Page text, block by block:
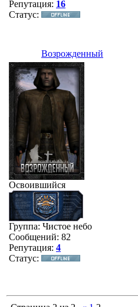
Репутация: 16
Статус:
Возрожденный
Освоившийся
Группа: Чистое небо
Сообщений: 82
Репутация: 4
Статус: